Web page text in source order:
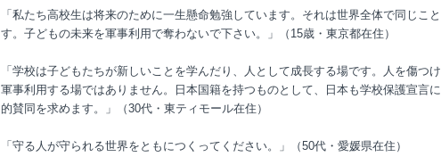
「私たち高校生は将来のために一生懸命勉強しています。それは世界全体で同じこ
す。子どもの未来を軍事利用で奪わないで下さい。」（ 15歳・東京都在住）
「学校は子どもたちが新しいことを学んだり、人として成長する場です。人を傷つ
軍事利用する場ではありません。日本国籍を持つものとして、日本も学校保護宣言
的賛同を求めます。」（30代・東ティモール在住）
「守る人が守られる世界をともにつくってください。」（50代・愛媛県在住）